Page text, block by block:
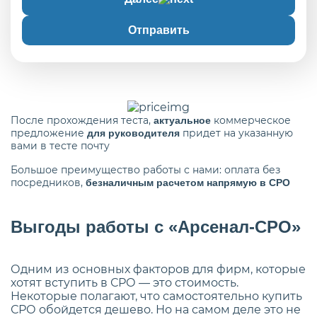
Отправить
После прохождения теста, актуальное коммерческое
предложение для руководителя придет на указанную
вами в тесте почту
Большое преимущество работы с нами: оплата без
посредников, безналичным расчетом напрямую в СРО
Выгоды работы с «Арсенал-СРО»
Одним из основных факторов для фирм, которые
хотят вступить в СРО — это стоимость.
Некоторые полагают, что самостоятельно купить
СРО обойдется дешево. Но на самом деле это не